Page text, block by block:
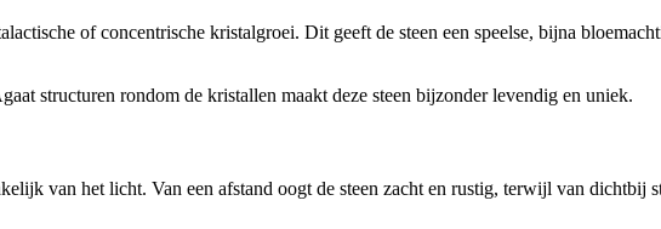
of concentrische kristalgroei. Dit geeft de steen een speelse, bijna
structuren rondom de kristallen maakt deze steen bijzonder levendig en uniek.
van het licht. Van een afstand oogt de steen zacht en rustig, terwijl van dichtbij